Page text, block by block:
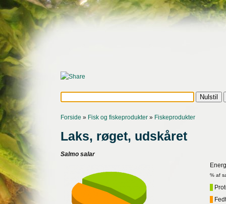
Forside » Fisk og fiskeprodukter » Fiskeprodukter
Laks, røget, udskåret
Salmo salar
% af